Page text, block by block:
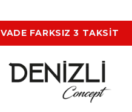
VADE FARKSIZ 3 TAKSİT